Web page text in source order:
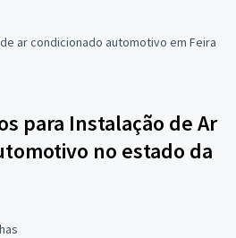
ar condicionado automotivo em Feira
para Instalação de Ar
no estado da